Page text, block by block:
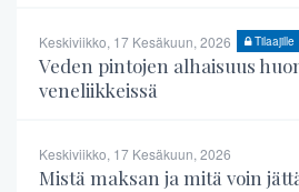
Keskiviikko, 17 Kesäkuun, 2026 Tilaajille
Veden pintojen alhaisuus
veneliikkeissä
Keskiviikko, 17 Kesäkuun, 2026
Mistä maksan ja mitä voin